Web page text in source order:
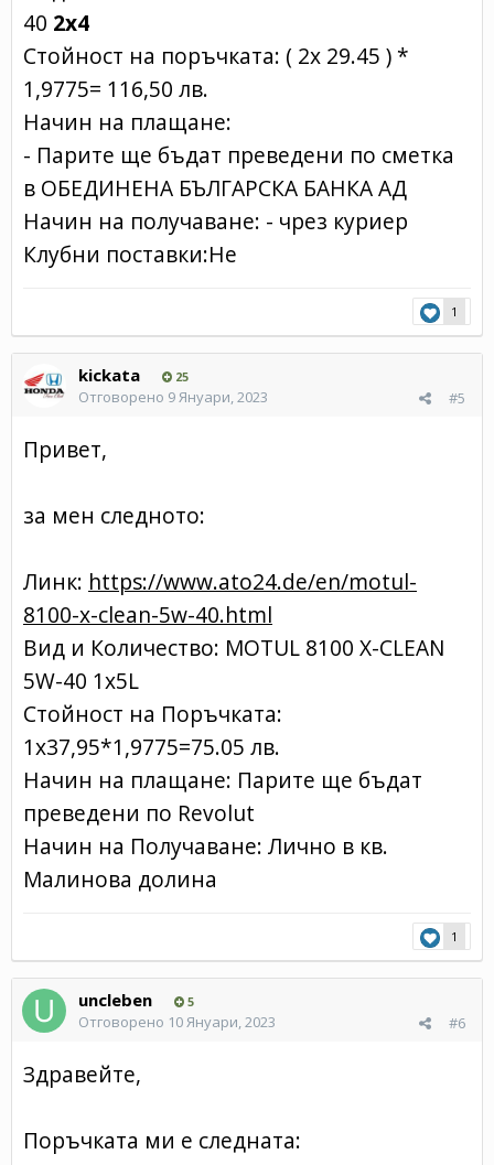
40 2x4
Стойност на поръчката: ( 2x 29.45 ) *
1,9775= 116,50 лв.
Начин на плащане:
- Парите ще бъдат преведени по сметка
в ОБЕДИНЕНА БЪЛГАРСКА БАНКА АД
Начин на получаване: - чрез куриер
Клубни поставки:Не
1
kickata 25
#5
Отговорено 9 Януари, 2023
Привет,
за мен следното:
Линк: https://www.ato24.de/en/motul-
8100-x-clean-5w-40.html
Вид и Количество: MOTUL 8100 X-CLEAN
5W-40 1x5L
Стойност на Поръчката:
1x37,95*1,9775=75.05 лв.
Начин на плащане: Парите ще бъдат
преведени по Revolut
Начин на Получаване: Лично в кв.
Малинова долина
1
uncleben 5
#6
Отговорено 10 Януари, 2023
Здравейте,
Поръчката ми е следната: